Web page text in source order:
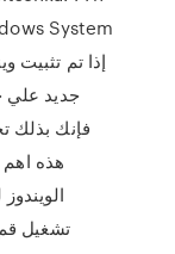
System
جديد علي
فإنك بذلك
هذه اهم